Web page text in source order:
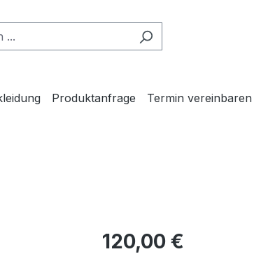
Produktanfrage Termin vereinbaren
Regulärer Preis:
120,00 €